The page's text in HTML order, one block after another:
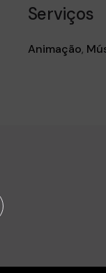
Serviços
Animação,